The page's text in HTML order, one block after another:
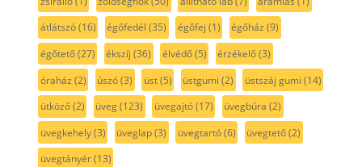
átlátszó(16) égőfedél (35) égőfej (1) égőház (9)
égőtető(27) ékszíj (36) élvédő(5) érzékelő(3)
óraház (2) úszó(3) üst(5) üstgumi (2) üstszáj gumi (14)
ütköző(2) üveg(123) üvegajtó(17) üvegbúra (2)
üvegkehely(3) üveglap(3) üvegtartó(6) üvegtető(2)
üvegtányér(13)